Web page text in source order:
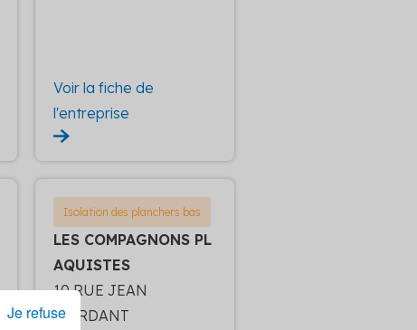
Je refuse
Voir la fiche de
l'entreprise
Isolation des planchers bas
LES COMPAGNONS PL
AQUISTES
10 RUE JEAN
MORDANT